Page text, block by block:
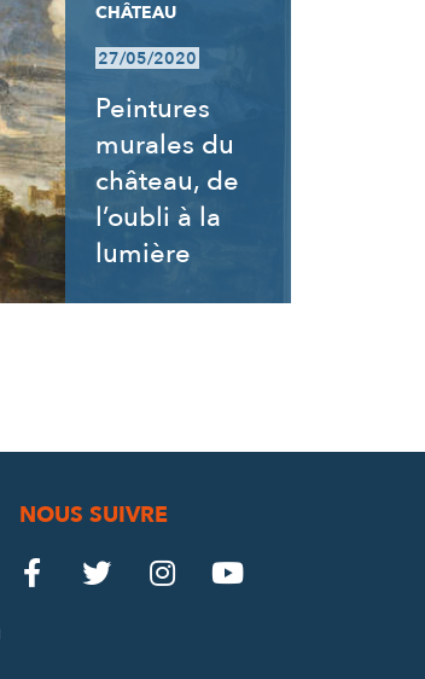
CHÂTEAU
27/05/2020
Peintures
murales du
château, de
l’oubli à la
lumière
NOUS SUIVRE
Le

Le

Le

Le
